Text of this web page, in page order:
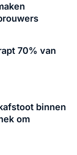
70% van
binnen
om